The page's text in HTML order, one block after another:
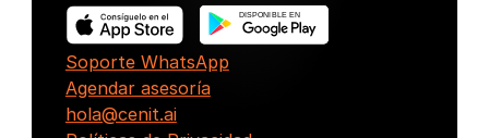
DISPONIBLE EN
Soporte WhatsApp
Agendar asesoría
hola@cenit.ai